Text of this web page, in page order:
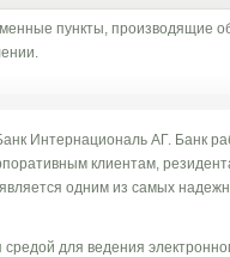
пункты, производящие
Интернациональ АГ. Банк
клиентам,
одним из самых
для ведения